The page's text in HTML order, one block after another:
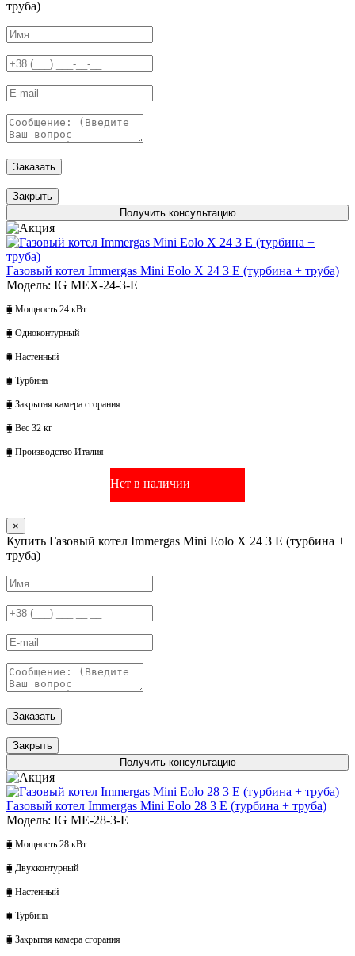
труба)
Заказать
Закрыть
Получить консультацию
Газовый котел Immergas Mini Eolo X 24 3 E (турбина + труба)
Модель: IG MEX-24-3-E
⧯ Мощность 24 кВт
⧯ Одноконтурный
⧯ Настенный
⧯ Турбина
⧯ Закрытая камера сгорания
⧯ Вес 32 кг
⧯ Производство Италия
Нет в наличии
×
Купить Газовый котел Immergas Mini Eolo X 24 3 E (турбина +
труба)
Заказать
Закрыть
Получить консультацию
Газовый котел Immergas Mini Eolo 28 3 E (турбина + труба)
Модель: IG ME-28-3-E
⧯ Мощность 28 кВт
⧯ Двухконтурный
⧯ Настенный
⧯ Турбина
⧯ Закрытая камера сгорания